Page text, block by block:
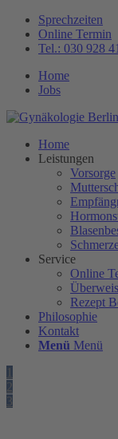
Sprechzeiten
Online Termin
Tel.: 030 928
Home
Jobs
Home
Leistungen
Vorsorge
Service
Online
Rezept
Philosophie
Kontakt
Menü Menü
1
2
3